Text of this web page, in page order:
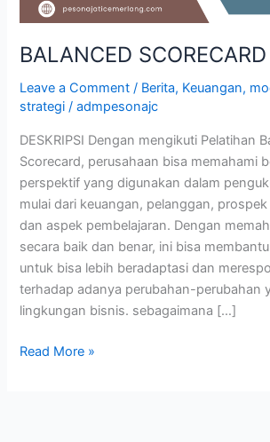
BALANCED SCORECARD
Leave a Comment / Berita, Keuangan,
strategi /admpesonajc
DESKRIPSI Dengan mengikuti Pelatihan
Scorecard, perusahaan bisa memahami
perspektif yang digunakan dalam
mulai dari keuangan, pelanggan,
dan aspek pembelajaran. Dengan
secara baik dan benar, ini bisa
untuk bisa lebih beradaptasi dan
terhadap adanya perubahan-perubahan
lingkungan bisnis. sebagaimana […]
Read More »